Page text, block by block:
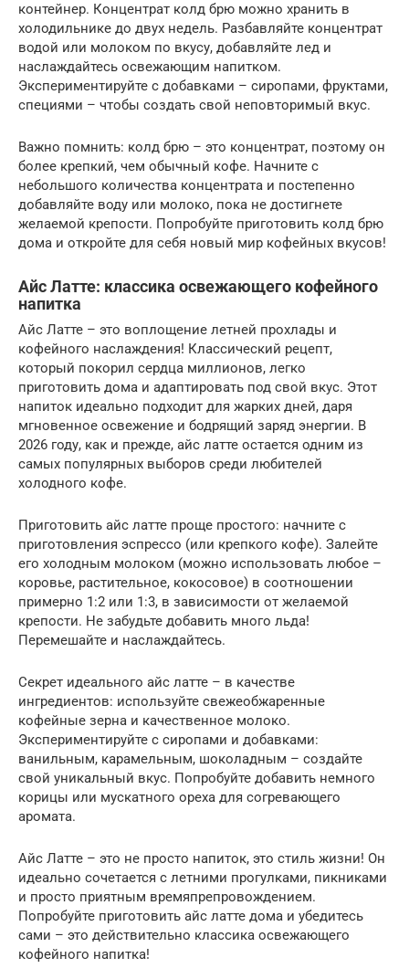
контейнер. Концентрат колд брю можно хранить в
холодильнике до двух недель. Разбавляйте концентрат
водой или молоком по вкусу, добавляйте лед и
наслаждайтесь освежающим напитком.
Экспериментируйте с добавками – сиропами, фруктами,
специями – чтобы создать свой неповторимый вкус.
Важно помнить: колд брю – это концентрат, поэтому он
более крепкий, чем обычный кофе. Начните с
небольшого количества концентрата и постепенно
добавляйте воду или молоко, пока не достигнете
желаемой крепости. Попробуйте приготовить колд брю
дома и откройте для себя новый мир кофейных вкусов!
Айс Латте: классика освежающего кофейного
напитка
Айс Латте – это воплощение летней прохлады и
кофейного наслаждения! Классический рецепт,
который покорил сердца миллионов, легко
приготовить дома и адаптировать под свой вкус. Этот
напиток идеально подходит для жарких дней, даря
мгновенное освежение и бодрящий заряд энергии. В
2026 году, как и прежде, айс латте остается одним из
самых популярных выборов среди любителей
холодного кофе.
Приготовить айс латте проще простого: начните с
приготовления эспрессо (или крепкого кофе). Залейте
его холодным молоком (можно использовать любое –
коровье, растительное, кокосовое) в соотношении
примерно 1:2 или 1:3, в зависимости от желаемой
крепости. Не забудьте добавить много льда!
Перемешайте и наслаждайтесь.
Секрет идеального айс латте – в качестве
ингредиентов: используйте свежеобжаренные
кофейные зерна и качественное молоко.
Экспериментируйте с сиропами и добавками:
ванильным, карамельным, шоколадным – создайте
свой уникальный вкус. Попробуйте добавить немного
корицы или мускатного ореха для согревающего
аромата.
Айс Латте – это не просто напиток, это стиль жизни! Он
идеально сочетается с летними прогулками, пикниками
и просто приятным времяпрепровождением.
Попробуйте приготовить айс латте дома и убедитесь
сами – это действительно классика освежающего
кофейного напитка!